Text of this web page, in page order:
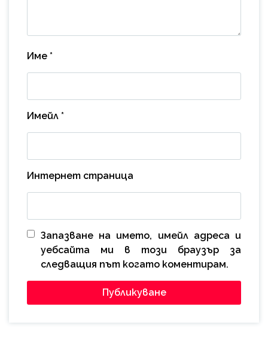
Име *
Имейл *
Интернет страница
Запазване на името, имейл адреса и
уебсайта ми в този браузър за
следващия път когато коментирам.